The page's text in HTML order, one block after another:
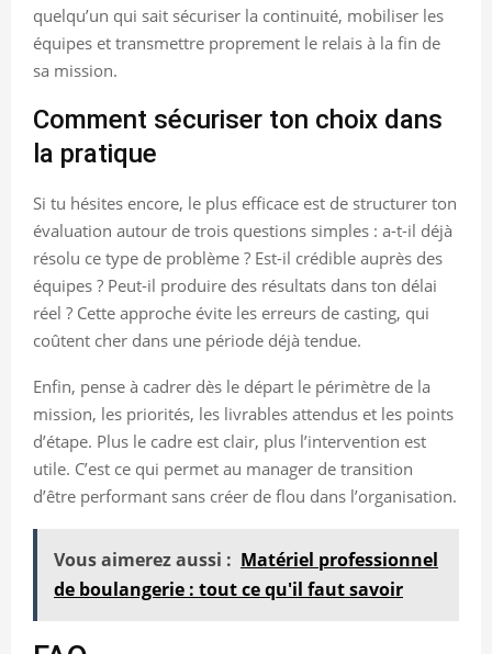
quelqu’un qui sait sécuriser la continuité, mobiliser les
équipes et transmettre proprement le relais à la fin de
sa mission.
Comment sécuriser ton choix dans
la pratique
Si tu hésites encore, le plus efficace est de structurer ton
évaluation autour de trois questions simples : a-t-il déjà
résolu ce type de problème ? Est-il crédible auprès des
équipes ? Peut-il produire des résultats dans ton délai
réel ? Cette approche évite les erreurs de casting, qui
coûtent cher dans une période déjà tendue.
Enfin, pense à cadrer dès le départ le périmètre de la
mission, les priorités, les livrables attendus et les points
d’étape. Plus le cadre est clair, plus l’intervention est
utile. C’est ce qui permet au manager de transition
d’être performant sans créer de flou dans l’organisation.
Vous aimerez aussi : Matériel professionnel
de boulangerie : tout ce qu'il faut savoir